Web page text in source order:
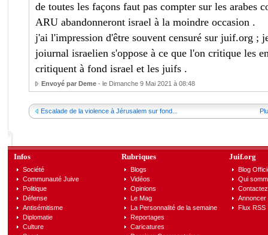
de toutes les façons faut pas compter sur les arabes
ARU abandonneront israel à la moindre occasion .
j'ai l'impression d'être souvent censuré sur juif.org ;
joiurnal israelien s'oppose à ce que l'on critique les
critiquent à fond israel et les juifs .
Envoyé par Deme- le Dimanche 9 Mai 2021 à 08:48
Escalade de la violence à Jérusalem sur fond...
Infos
Société
Communauté Juive
Politique
Défense
Antisémitisme
Diplomatie
Culture
Rubriques
Blogs
Vidéos
Opinions
Le Mag
La Personnalité de la semaine
Reportages
Caricatures
Juif.org
Blog
Qui
Annoncer
Flux RSS